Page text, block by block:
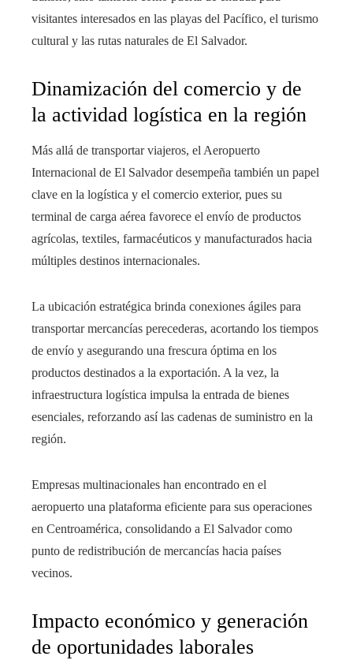
visitantes interesados en las playas del Pacífico, el turismo
cultural y las rutas naturales de El Salvador.
Dinamización del comercio y de
la actividad logística en la región
Más allá de transportar viajeros, el Aeropuerto
Internacional de El Salvador desempeña también un papel
clave en la logística y el comercio exterior, pues su
terminal de carga aérea favorece el envío de productos
agrícolas, textiles, farmacéuticos y manufacturados hacia
múltiples destinos internacionales.
La ubicación estratégica brinda conexiones ágiles para
transportar mercancías perecederas, acortando los tiempos
de envío y asegurando una frescura óptima en los
productos destinados a la exportación. A la vez, la
infraestructura logística impulsa la entrada de bienes
esenciales, reforzando así las cadenas de suministro en la
región.
Empresas multinacionales han encontrado en el
aeropuerto una plataforma eficiente para sus operaciones
en Centroamérica, consolidando a El Salvador como
punto de redistribución de mercancías hacia países
vecinos.
Impacto económico y generación
de oportunidades laborales